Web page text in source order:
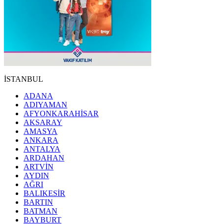
İSTANBUL
ADANA
ADIYAMAN
AFYONKARAHİSAR
AKSARAY
AMASYA
ANKARA
ANTALYA
ARDAHAN
ARTVİN
AYDIN
AĞRI
BALIKESİR
BARTIN
BATMAN
BAYBURT